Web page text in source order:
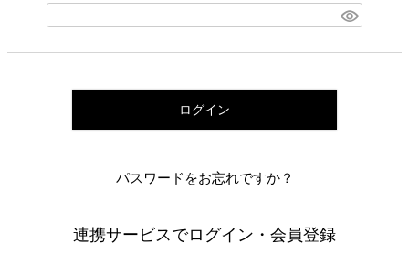
ログイン
パスワードをお忘れですか？
連携サービスでログイン・会員登録